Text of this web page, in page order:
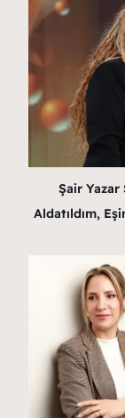
Şair
Aldatıldım,